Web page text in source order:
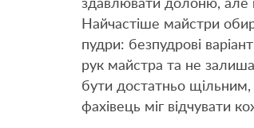
здавлювати долоню, але
Найчастіше майстри
пудри: безпудрові
рук майстра та не
бути достатньо
фахівець міг відчувати